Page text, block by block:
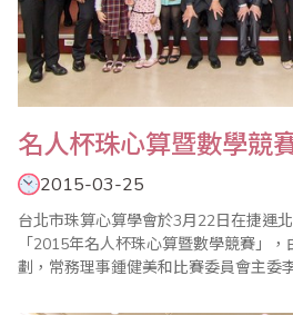
名人杯珠心算暨數學競
2015-03-25
台北市珠算心算學會於3月22日在捷運
「2015年名人杯珠心算暨數學競賽」
劃，常務理事鍾健美和比賽委員會主委